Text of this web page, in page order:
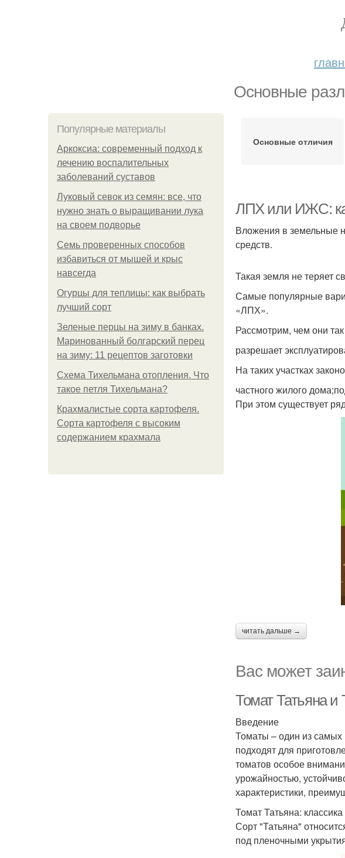
Основные
Популярные материалы
Аркоксиа: современный подход к
лечению воспалительных
заболеваний суставов
Луковый севок из семян: все, что
нужно знать о выращивании лука
на своем подворье
Семь проверенных способов
избавиться от мышей и крыс
навсегда
Огурцы для теплицы: как выбрать
лучший сорт
Зеленые перцы на зиму в банках.
Маринованный болгарский перец
на зиму: 11 рецептов заготовки
Схема Тихельмана отопления. Что
такое петля Тихельмана?
Крахмалистые сорта картофеля.
Сорта картофеля с высоким
содержанием крахмала
Основные отличия
ЛПХ или ИЖС:
Вложения в земельные
средств.
Такая земля не теряет
Самые популярные
«ЛПХ».
Рассмотрим, чем они
разрешает
На таких участках
частного жилого
При этом существует
читать дальше →
Вас может
Томат Татьяна и
Введение
Томаты – один из
подходят для
томатов особое
урожайностью,
характеристики,
Томат Татьяна:
Сорт "Татьяна"
под пленочными